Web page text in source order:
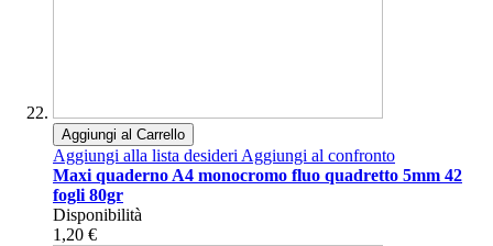
Aggiungi al Carrello
Aggiungi alla lista desideriAggiungi al confronto
Maxi quaderno A4 monocromo fluo quadretto 5mm 42
fogli 80gr
Disponibilità
1,20 €